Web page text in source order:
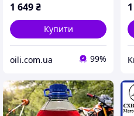
1 649₴
Купити
oili.com.ua 99%